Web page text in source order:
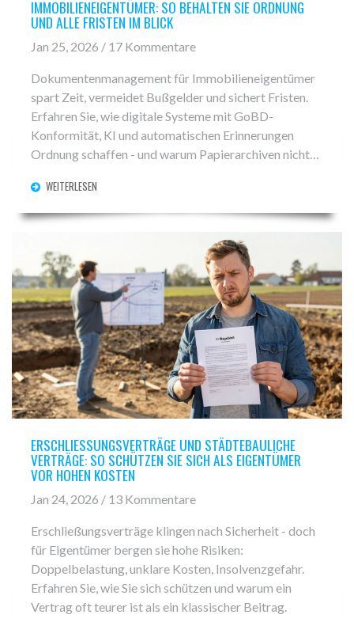
IMMOBILIENEIGENTÜMER: SO BEHALTEN SIE ORDNUNG
UND ALLE FRISTEN IM BLICK
Jan 25, 2026 / 17 Kommentare
Dokumentenmanagement für Immobilieneigentümer
spart Zeit, vermeidet Bußgelder und sichert Fristen.
Erfahren Sie, wie digitale Systeme mit GoBD-
Konformität, KI und automatischen Erinnerungen
Ordnung schaffen - und warum Papierarchiven nicht
WEITERLESEN
ERSCHLIESSUNGSVERTRÄGE UND STÄDTEBAULICHE V
ERTRÄGE: SO SCHÜTZEN SIE SICH ALS EIGENTÜMER V
OR HOHEN KOSTEN
Jan 24, 2026 / 13 Kommentare
Erschließungsverträge klingen nach Sicherheit - doch
für Eigentümer bergen sie hohe Risiken:
Doppelbelastung, unklare Kosten, Insolvenzgefahr.
Erfahren Sie, wie Sie sich schützen und warum ein
Vertrag oft teurer ist als ein klassischer Beitrag.